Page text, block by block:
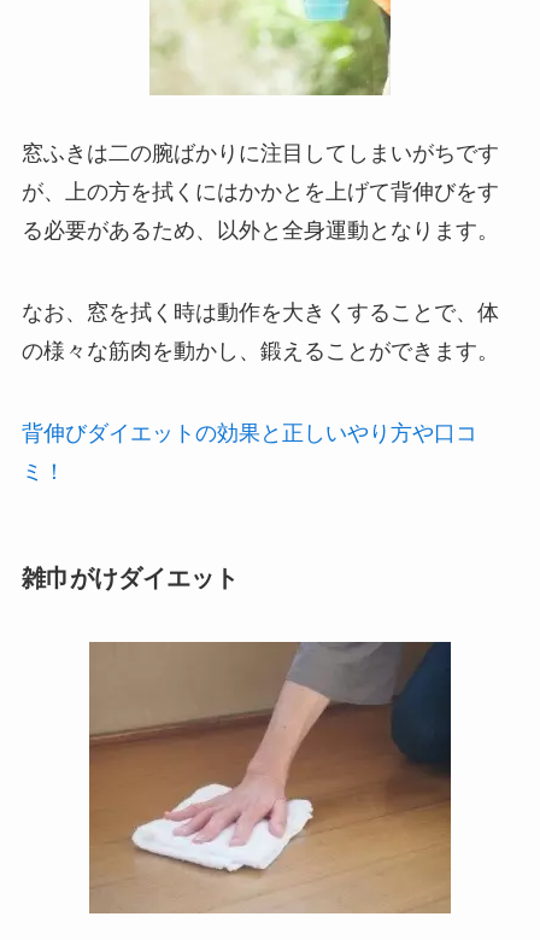
窓ふきは二の腕ばかりに注目してしまいがちです
が、上の方を拭くにはかかとを上げて背伸びをす
る必要があるため、以外と全身運動となります。
なお、窓を拭く時は動作を大きくすることで、体
の様々な筋肉を動かし、鍛えることができます。
背伸びダイエットの効果と正しいやり方や口コ
ミ！
雑巾がけダイエット